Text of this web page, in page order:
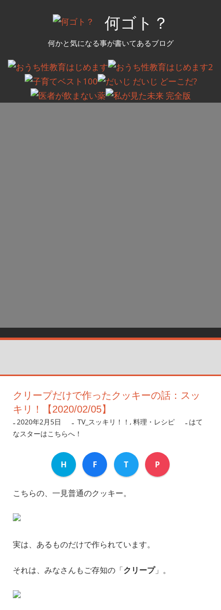
ツ
何ゴト？
何かと気になる事が書いてあるブログ
クリープだけで作ったクッキーの話：スッ
キリ！【2020/02/05】
2020年2月5日 nanigoto
TV_スッキリ！！ , 料理・レシピ
はて
なスターはこちらへ！
H F T P
こちらの、一見普通のクッキー。
実は、あるものだけで作られています。
それは、みなさんもご存知の「クリープ」。